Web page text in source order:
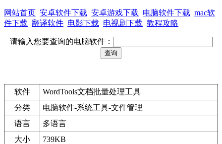
网站首页 安卓软件下载 安卓游戏下载 电脑软件下载 mac软
件下载 翻译软件 电影下载 电视剧下载 教程攻略
请输入您要查询的电脑软件：
软件
WordTools文档批量处理工具
分类
电脑软件-系统工具-文件管理
语言
多语言
大小
739KB